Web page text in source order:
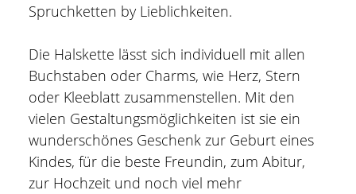
Spruchketten by Lieblichkeiten.
Die Halskette lässt sich individuell mit allen
Buchstaben oder Charms, wie Herz, Stern
oder Kleeblatt zusammenstellen. Mit den
vielen Gestaltungsmöglichkeiten ist sie ein
wunderschönes Geschenk zur Geburt eines
Kindes, für die beste Freundin, zum Abitur,
zur Hochzeit und noch viel mehr